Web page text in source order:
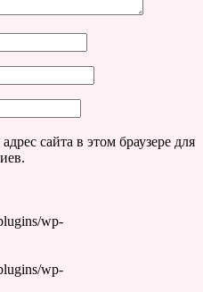
сайта в этом браузере для